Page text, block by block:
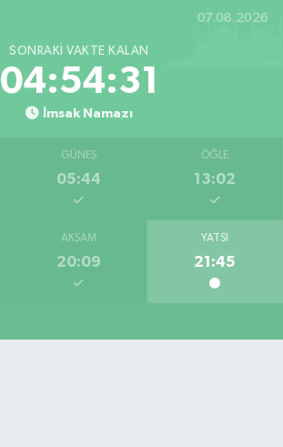
07.08.2026
SONRAKI VAKTE KALAN
04:54:30
İmsak Namazı
GÜNEŞ
05:44
ÖĞLE
13:02
AKŞAM
20:09
YATSI
21:45